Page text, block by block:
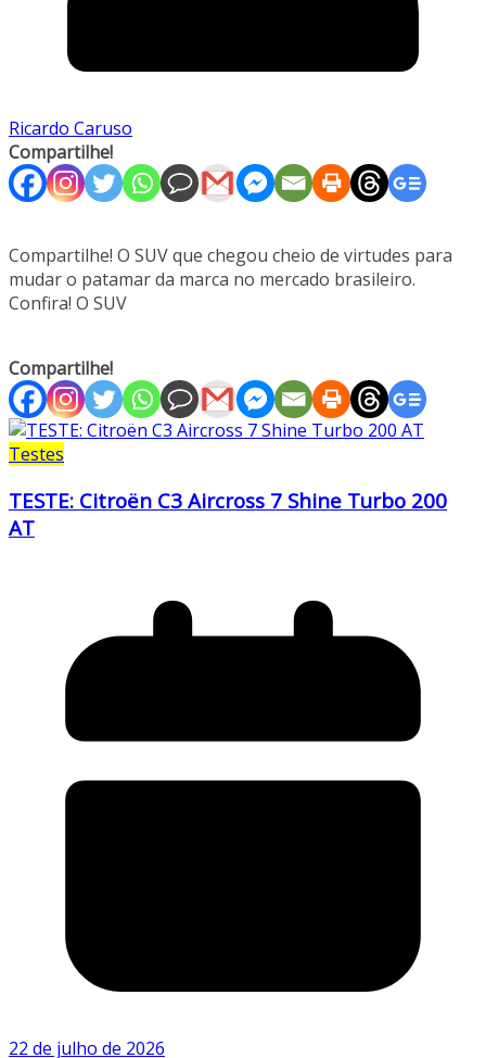
Ricardo Caruso
Compartilhe!
Compartilhe! O SUV que chegou cheio de virtudes para
mudar o patamar da marca no mercado brasileiro.
Confira! O SUV
Compartilhe!
Testes
TESTE: Citroën C3 Aircross 7 Shine Turbo 200
AT
22 de julho de 2026